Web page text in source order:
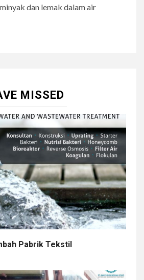
dan lemak dalam air
MISSED
Pabrik Tekstil